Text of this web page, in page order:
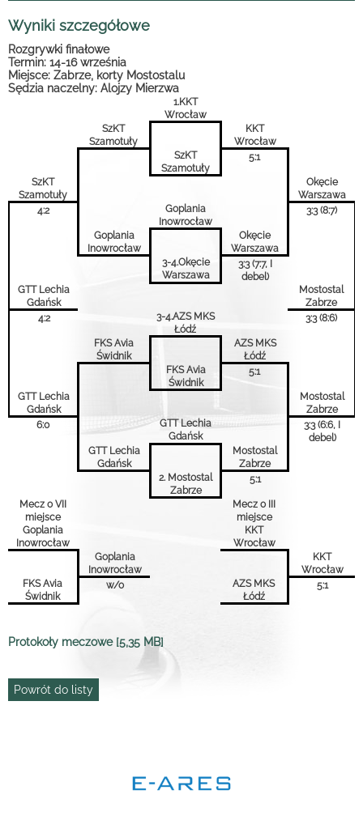
Wyniki szczegółowe
Rozgrywki finałowe
Termin: 14-16 września
Miejsce: Zabrze, korty Mostostalu
Sędzia naczelny: Alojzy Mierzwa
1.KKT
Wrocław
SzKT
Szamotuły
KKT
Wrocław
SzKT
Szamotuły
5:1
SzKT
Szamotuły
Okęcie
Warszawa
4:2
Goplania
Inowrocław
3:3 (8:7)
Goplania
Inowrocław
Okęcie
Warszawa
3-4.Okęcie
Warszawa
3:3 (7:7, I
debel)
GTT Lechia
Gdańsk
Mostostal
Zabrze
4:2
3-4.AZS MKS
Łódź
3:3 (8:6)
FKS Avia
Świdnik
AZS MKS
Łódź
FKS Avia
Świdnik
5:1
GTT Lechia
Gdańsk
Mostostal
Zabrze
6:0
GTT Lechia
Gdańsk
3:3 (6:6, I
debel)
GTT Lechia
Gdańsk
Mostostal
Zabrze
2. Mostostal
Zabrze
5:1
Mecz o VII
miejsce
Mecz o III
miejsce
Goplania
Inowrocław
KKT
Wrocław
Goplania
Inowrocław
KKT
Wrocław
FKS Avia
Świdnik
w/o
AZS MKS
Łódź
5:1
Protokoły meczowe [5,35 MB]
Powrót do listy